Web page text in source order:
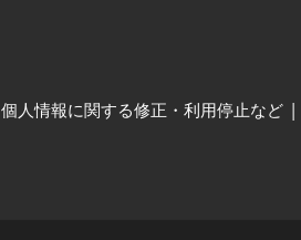
個人情報に関する修正・利用停止など